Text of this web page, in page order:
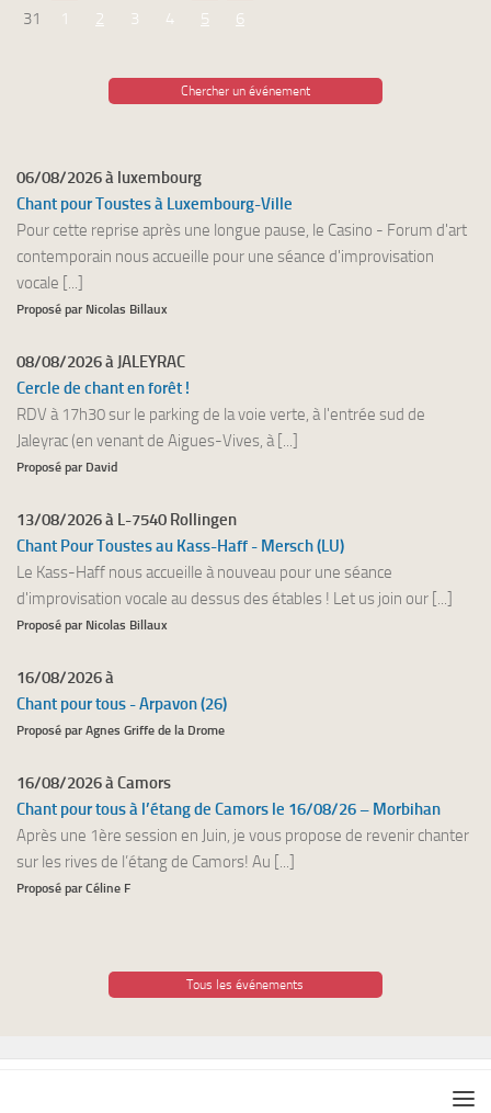
31
1 2 3 4 5 6
Chercher un événement
06/08/2026 à luxembourg
Chant pour Toustes à Luxembourg-Ville
Pour cette reprise après une longue pause, le Casino - Forum d'art
contemporain nous accueille pour une séance d'improvisation
vocale [...]
Proposé par Nicolas Billaux
08/08/2026 à JALEYRAC
Cercle de chant en forêt !
RDV à 17h30 sur le parking de la voie verte, à l'entrée sud de
Jaleyrac (en venant de Aigues-Vives, à [...]
Proposé par David
13/08/2026 à L-7540 Rollingen
Chant Pour Toustes au Kass-Haff - Mersch (LU)
Le Kass-Haff nous accueille à nouveau pour une séance
d'improvisation vocale au dessus des étables ! Let us join our [...]
Proposé par Nicolas Billaux
16/08/2026 à
Chant pour tous - Arpavon (26)
Proposé par Agnes Griffe de la Drome
16/08/2026 à Camors
Chant pour tous à l’étang de Camors le 16/08/26 – Morbihan
Après une 1ère session en Juin, je vous propose de revenir chanter
sur les rives de l’étang de Camors! Au [...]
Proposé par Céline F
Tous les événements